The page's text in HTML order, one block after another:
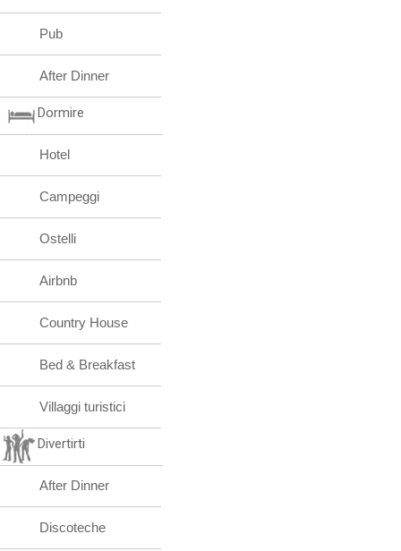
Pub
After Dinner
Dormire
Hotel
Campeggi
Ostelli
Airbnb
Country House
Bed & Breakfast
Villaggi turistici
Divertirti
After Dinner
Discoteche